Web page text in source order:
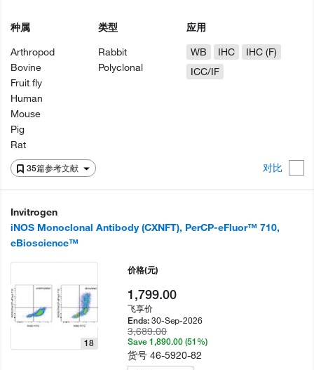
35篇参考文献 对比
种属
Arthropod
Bovine
Fruit fly
Human
Mouse
Pig
Rat
类型
Rabbit
Polyclonal
应用
WB
IHC
IHC (F)
ICC/IF
Invitrogen
iNOS Monoclonal Antibody (CXNFT), PerCP-eFluor™ 710,
eBioscience™
18
价格(元)
1,799.00
飞享价
Ends:30-Sep-2026
3,689.00
Save 1,890.00 (51%)
货号46-5920-82